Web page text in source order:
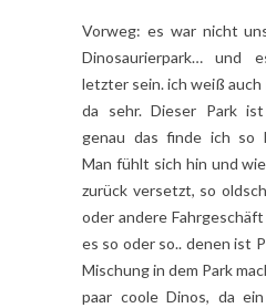
Vorweg: es war nicht
Dinosaurierpark… und
letzter sein. ich weiß auch
da sehr. Dieser Park
genau das finde ich so
Man fühlt sich hin und
zurück versetzt, so
oder andere
es so oder so.. denen ist
Mischung in dem Park
paar coole Dinos, da